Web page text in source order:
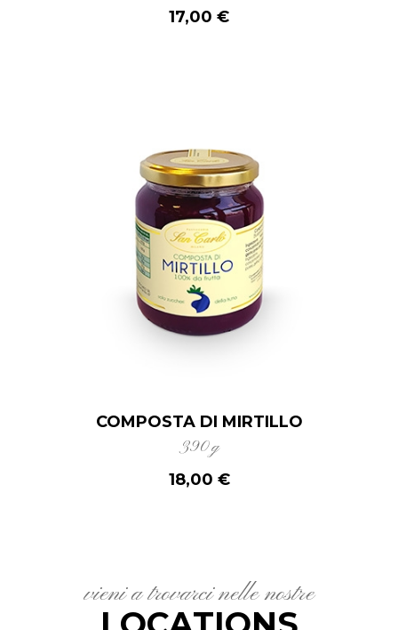
17,00 €
COMPOSTA DI MIRTILLO
390 g
18,00 €
vieni a trovarci nelle nostre